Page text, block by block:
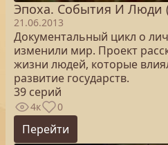
Эпоха. Cобытия И Люди
21.06.2013
Документальный цикл о
изменили мир. Проект
жизни людей, которые
развитие государств.
39 серий
4к 0
Перейти